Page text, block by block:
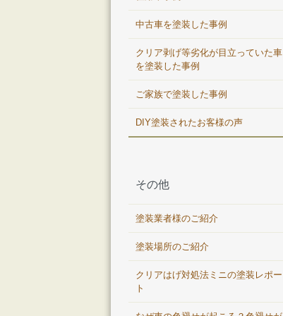
中古車を塗装した事例
クリア剥げ等劣化が目立っていた車
を塗装した事例
ご家族で塗装した事例
DIY塗装されたお客様の声
その他
塗装業者様のご紹介
塗装場所のご紹介
クリアはげ対処法ミニの塗装レポー
ト